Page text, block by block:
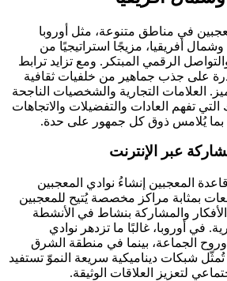
في مناطق متنوعة، مثل أوروبا
أفريقيا، مزيجًا استراتيجيًا من
الرقمي المبتكر. ومع تزايد ترابط
على جذب جماهير من خلفيات ثقافية
العلامات التجارية والشخصيات الناجحة
تفهم العادات والتفضيلات والاتجاهات
بما يُلامس ذوق كل جمهور على حدة.
عبر الإنترنت
المعجبين إنشاءُ نوادي المعجبين
بمثابة مراكز مخصصة يُتيح للمعجبين
والمشاركة بنشاط في الأنشطة
في أوروبا، غالبًا ما تزدهر نوادي
وروح الجماعة، بينما في منطقة الشرق
شبكات ديناميكية سريعة النموّ تستفيد
لتعزيز العلاقات الوثيقة.